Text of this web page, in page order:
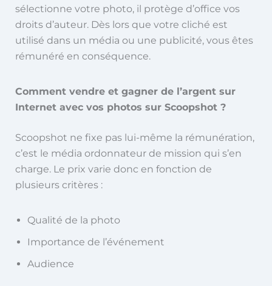
sélectionne votre photo, il protège d’office vos
droits d’auteur. Dès lors que votre cliché est
utilisé dans un média ou une publicité, vous êtes
rémunéré en conséquence.
Comment vendre et gagner de l’argent sur
Internet avec vos photos sur Scoopshot ?
Scoopshot ne fixe pas lui-même la rémunération,
c’est le média ordonnateur de mission qui s’en
charge. Le prix varie donc en fonction de
plusieurs critères :
Qualité de la photo
Importance de l’événement
Audience